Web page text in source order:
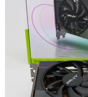
Ryzen Z2 Extreme не
производительности.